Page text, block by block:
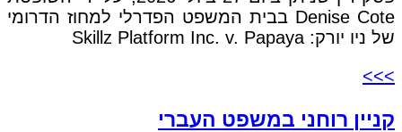
Denise Cote בבית המשפט הפדרלי למחוז הדרומי
של ניו יורק: Skillz Platform Inc. v. Papaya
>>>
קניין רוחני במשפט העברי